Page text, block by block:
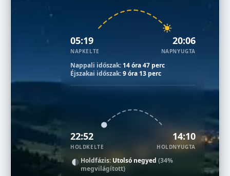
05:19
NAPKELTE
20:06
NAPNYUGTA
Nappali időszak: 14 óra 47 perc
Éjszakai időszak:9 óra 13 perc
22:52
HOLDKELTE
14:10
HOLDNYUGTA
Holdfázis: Utolsó negyed (34%
megvilágított)